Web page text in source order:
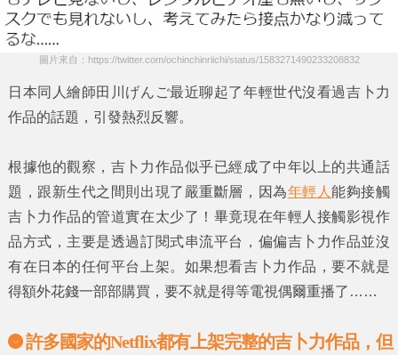
圖片來自：https://twitter.com/ochinchinriichi/status/1583271490233208832
日本同人繪師田川げんご最近聊起了年輕世代沒看過吉卜力
作品的話題，引發熱烈反響。
根據他的觀察， 吉卜力作品似乎已經成了中年以上的共通話
題，跟新生代之間則出現了嚴重斷層，因為年輕人能夠接觸
吉卜力作品的管道實在太少了！畢竟現在年輕人接觸影視作
品方式，主要是透過訂閱式串流平台，偏偏吉卜力作品並沒
有在日本的任何平台上架。如果想看吉卜力作品 ，要不就是
得額外花錢一部部購買，要不就是得等電視偶爾重播了……
許多國家的Netflix都有上架完整的吉卜力作品，但